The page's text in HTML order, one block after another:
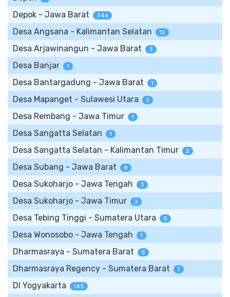
Depok - Jawa Barat 346
Desa Angsana - Kalimantan Selatan 12
Desa Arjawinangun - Jawa Barat 3
Desa Banjar 1
Desa Bantargadung - Jawa Barat 1
Desa Mapanget - Sulawesi Utara 2
Desa Rembang - Jawa Timur 1
Desa Sangatta Selatan 1
Desa Sangatta Selatan - Kalimantan Timur 2
Desa Subang - Jawa Barat 8
Desa Sukoharjo - Jawa Tengah 3
Desa Sukoharjo - Jawa Timur 3
Desa Tebing Tinggi - Sumatera Utara 5
Desa Wonosobo - Jawa Tengah 1
Dharmasraya - Sumatera Barat 5
Dharmasraya Regency - Sumatera Barat 7
DI Yogyakarta 145